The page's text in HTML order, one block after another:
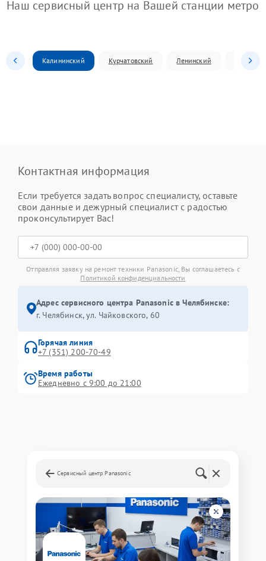
Наш сервисный центр на Вашей станции метро
Калининский Курчатовский Ленинский
Контактная информация
Если требуется задать вопрос специалисту, оставьте
свои данные и дежурный специалист с радостью
проконсультирует Вас!
Отправляя заявку на ремонт техники Panasonic, Вы соглашаетесь с
Политикой конфиденциальности
Адрес сервисного центра Panasonic в Челябинске:
г. Челябинск, ул. Чайковского, 60
Горячая линия
+7 (351) 200-70-49
Время работы
Ежедневно с 9:00 до 21:00
Сервисный центр Panasonic